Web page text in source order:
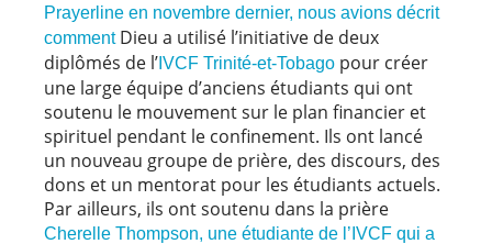
Prayerline en novembre dernier, nous avions décrit
commentDieu a utilisé l’initiative de deux
diplômés de l’ IVCF Trinité-et-Tobago pour créer
une large équipe d’anciens étudiants qui ont
soutenu le mouvement sur le plan financier et
spirituel pendant le confinement. Ils ont lancé
un nouveau groupe de prière, des discours, des
dons et un mentorat pour les étudiants actuels.
Par ailleurs, ils ont soutenu dans la prière
Cherelle Thompson, une étudiante de l’IVCF qui a